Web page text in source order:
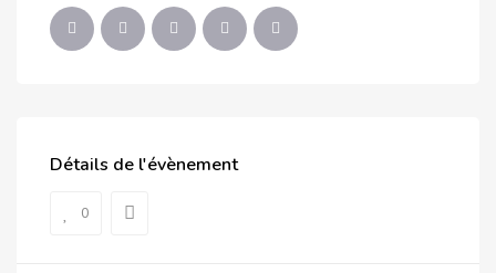
Détails de l'évènement
0